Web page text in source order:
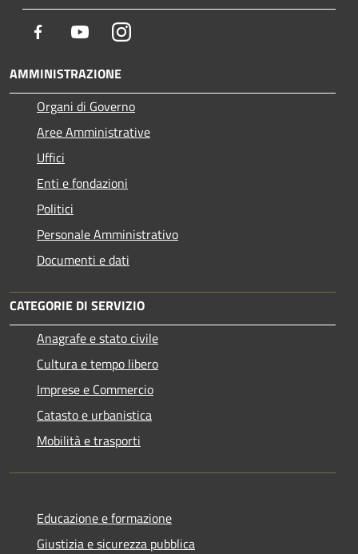
Facebook YoutubeInstagram
AMMINISTRAZIONE
Organi di Governo
Aree Amministrative
Uffici
Enti e fondazioni
Politici
Personale Amministrativo
Documenti e dati
CATEGORIE DI SERVIZIO
Anagrafe e stato civile
Cultura e tempo libero
Imprese e Commercio
Catasto e urbanistica
Mobilità e trasporti
Educazione e formazione
Giustizia e sicurezza pubblica